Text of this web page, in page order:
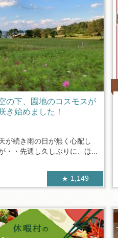
の下、園地のコスモスが
き始めました！
が続き雨の日が無く心配し
・・先週し久しぶりに、ほ...
1,149